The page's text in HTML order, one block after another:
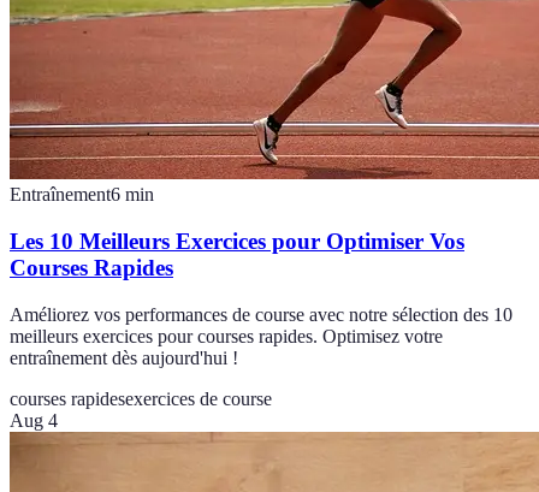
Entraînement6 min
Les 10 Meilleurs Exercices pour Optimiser Vos
Courses Rapides
Améliorez vos performances de course avec notre sélection des 10
meilleurs exercices pour courses rapides. Optimisez votre
entraînement dès aujourd'hui !
courses rapidesexercices de course
Aug 4